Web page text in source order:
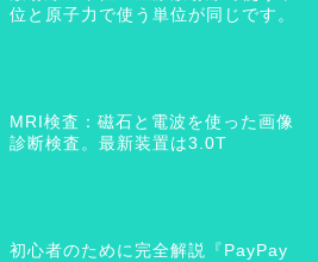
位と原子力で使う単位が同じです。
MRI検査：磁石と電波を使った画像
診断検査。最新装置は3.0T
初心者のために完全解説『PayPay